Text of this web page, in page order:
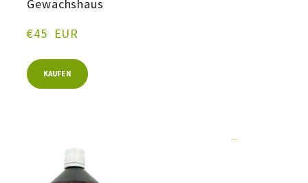
Gewächshaus
€45  EUR
KAUFEN